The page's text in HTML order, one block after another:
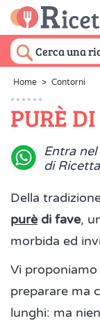
Home > Contorni
PURÈ
Entra
di
Della
purèdi fave,
morbida ed
Vi
preparare ma
lunghi: ma